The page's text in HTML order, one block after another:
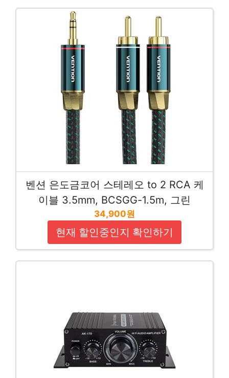
벤션 은도금코어 스테레오 to 2 RCA 케
이블 3.5mm, BCSGG-1.5m, 그린
34,900원
현재 할인중인지 확인하기